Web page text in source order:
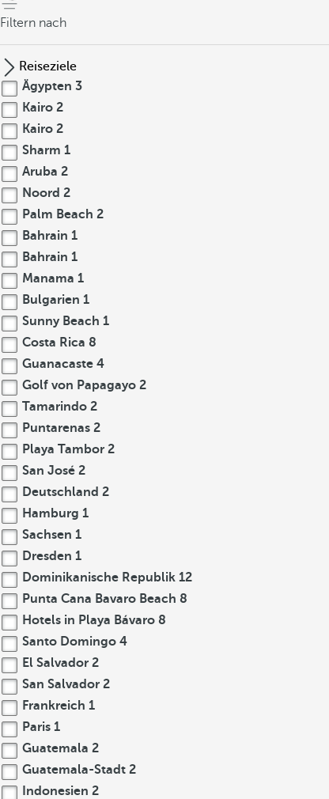
Filtern nach
Reiseziele
Ägypten 3
Kairo 2
Kairo 2
Sharm 1
Aruba 2
Noord 2
Palm Beach 2
Bahrain 1
Bahrain 1
Manama 1
Bulgarien 1
Sunny Beach 1
Costa Rica 8
Guanacaste 4
Golf von Papagayo 2
Tamarindo 2
Puntarenas 2
Playa Tambor 2
San José 2
Deutschland 2
Hamburg 1
Sachsen 1
Dresden 1
Dominikanische Republik 12
Punta Cana Bavaro Beach 8
Hotels in Playa Bávaro 8
Santo Domingo 4
El Salvador 2
San Salvador 2
Frankreich 1
Paris 1
Guatemala 2
Guatemala-Stadt 2
Indonesien 2